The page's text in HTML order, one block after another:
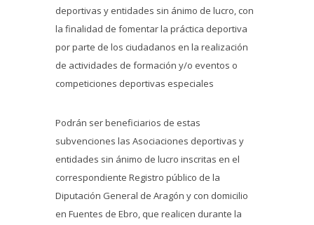
deportivas y entidades sin ánimo de lucro, con
la finalidad de fomentar la práctica deportiva
por parte de los ciudadanos en la realización
de actividades de formación y/o eventos o
competiciones deportivas especiales
Podrán ser beneficiarios de estas
subvenciones las Asociaciones deportivas y
entidades sin ánimo de lucro inscritas en el
correspondiente Registro público de la
Diputación General de Aragón y con domicilio
en Fuentes de Ebro, que realicen durante la